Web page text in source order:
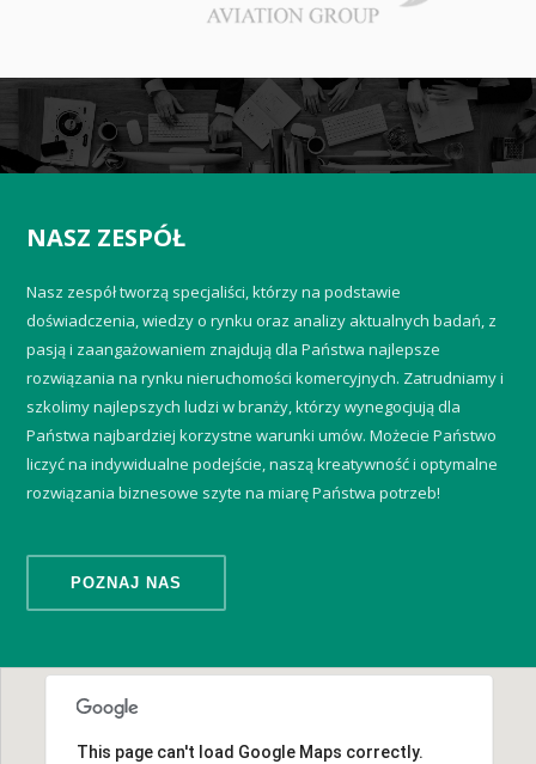
NASZ ZESPÓŁ
Nasz zespół tworzą specjaliści, którzy na podstawie
doświadczenia, wiedzy o rynku oraz analizy aktualnych badań, z
pasją i zaangażowaniem znajdują dla Państwa najlepsze
rozwiązania na rynku nieruchomości komercyjnych. Zatrudniamy i
szkolimy najlepszych ludzi w branży, którzy wynegocjują dla
Państwa najbardziej korzystne warunki umów. Możecie Państwo
liczyć na indywidualne podejście, naszą kreatywność i optymalne
rozwiązania biznesowe szyte na miarę Państwa potrzeb!
POZNAJ NAS
This page can't load Google Maps correctly.